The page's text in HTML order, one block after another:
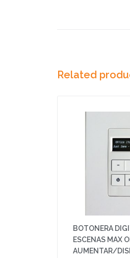
Related
BOTONERA
ESCENAS MAX
AUMENTAR/